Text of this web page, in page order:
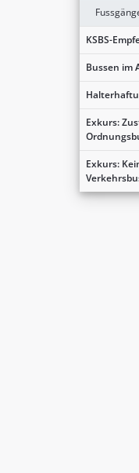
KSBS-
Bussen im
Exkurs:
Exkurs: